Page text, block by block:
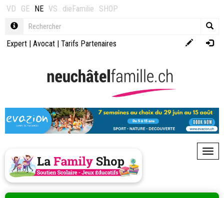
VD GE NE VS dieFamilie SHOP
Expert | Avocat | Tarifs Partenaires